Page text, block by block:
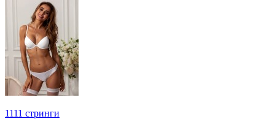
1111 стринги